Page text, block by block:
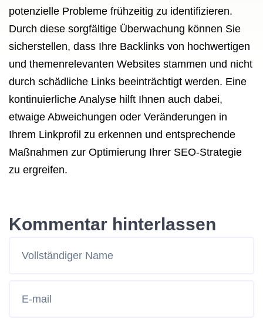
potenzielle Probleme frühzeitig zu identifizieren.
Durch diese sorgfältige Überwachung können Sie
sicherstellen, dass Ihre Backlinks von hochwertigen
und themenrelevanten Websites stammen und nicht
durch schädliche Links beeinträchtigt werden. Eine
kontinuierliche Analyse hilft Ihnen auch dabei,
etwaige Abweichungen oder Veränderungen in
Ihrem Linkprofil zu erkennen und entsprechende
Maßnahmen zur Optimierung Ihrer SEO-Strategie
zu ergreifen.
Kommentar hinterlassen